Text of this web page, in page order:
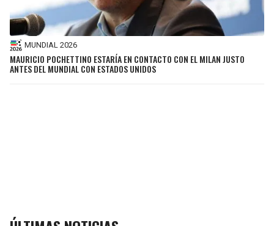
MUNDIAL 2026
MAURICIO POCHETTINO ESTARÍA EN CONTACTO CON EL MILAN JUSTO
ANTES DEL MUNDIAL CON ESTADOS UNIDOS